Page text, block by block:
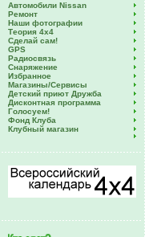
Автомобили Nissan
Ремонт
Наши фотографии
Теория 4х4
Сделай сам!
GPS
Радиосвязь
Снаряжение
Избранное
Магазины/Сервисы
Детский приют Дружба
Дисконтная программа
Голосуем!
Фонд Клуба
Клубный магазин